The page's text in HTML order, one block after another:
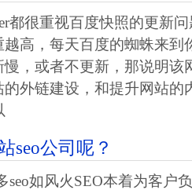
都很重视百度快照的更新
高，每天百度的蜘蛛来到
，或者不更新，那说明该
的外链建设，和提升网站
seo公司呢？
seo如风火SEO本着为客户